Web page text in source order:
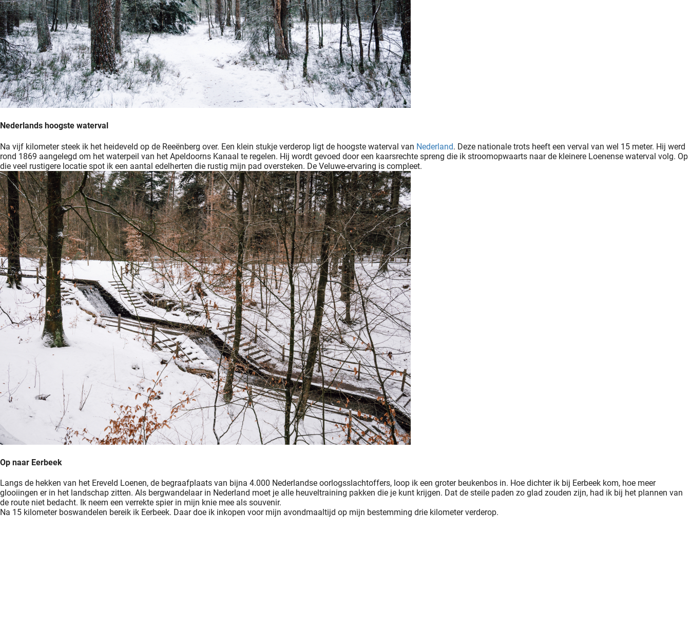
Nederlands hoogste waterval
Na vijf kilometer steek ik het heideveld op de Reeënberg over. Een klein stukje verderop ligt de hoogste waterval van Nederland. Deze nationale trots heeft een verval van wel 15 meter. Hij werd
rond 1869 aangelegd om het waterpeil van het Apeldoorns Kanaal te regelen. Hij wordt gevoed door een kaarsrechte spreng die ik stroomopwaarts naar de kleinere Loenense waterval volg. Op
die veel rustigere locatie spot ik een aantal edelherten die rustig mijn pad oversteken. De Veluwe-ervaring is compleet.
Op naar Eerbeek
Langs de hekken van het Ereveld Loenen, de begraafplaats van bijna 4.000 Nederlandse oorlogsslachtoffers, loop ik een groter beukenbos in. Hoe dichter ik bij Eerbeek kom, hoe meer
glooiingen er in het landschap zitten. Als bergwandelaar in Nederland moet je alle heuveltraining pakken die je kunt krijgen. Dat de steile paden zo glad zouden zijn, had ik bij het plannen van
de route niet bedacht. Ik neem een verrekte spier in mijn knie mee als souvenir.
Na 15 kilometer boswandelen bereik ik Eerbeek. Daar doe ik inkopen voor mijn avondmaaltijd op mijn bestemming drie kilometer verderop.